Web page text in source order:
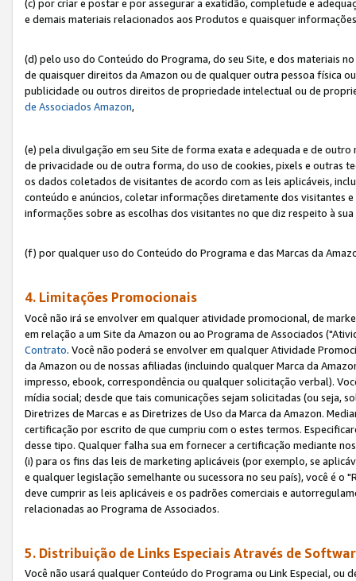
(c) por criar e postar e por assegurar a exatidão, completude e
e demais materiais relacionados aos Produtos e quaisquer
(d) pelo uso do Conteúdo do Programa, do seu Site, e dos materiais
de quaisquer direitos da Amazon ou de qualquer outra pessoa física
publicidade ou outros direitos de propriedade intelectual ou de
de Associados Amazon,
(e) pela divulgação em seu Site de forma exata e adequada e de
de privacidade ou de outra forma, do uso de cookies, pixels e outras
os dados coletados de visitantes de acordo com as leis aplicáveis,
conteúdo e anúncios, coletar informações diretamente dos visitantes
informações sobre as escolhas dos visitantes no que diz respeito à
(f) por qualquer uso do Conteúdo do Programa e das Marcas da
4. Limitações Promocionais
Você não irá se envolver em qualquer atividade promocional, de
em relação a um Site da Amazon ou ao Programa de Associados
Contrato. Você não poderá se envolver em qualquer Atividade
da Amazon ou de nossas afiliadas (incluindo qualquer Marca da
impresso, ebook, correspondência ou qualquer solicitação verbal).
mídia social; desde que tais comunicações sejam solicitadas (ou seja,
Diretrizes de Marcas e as Diretrizes de Uso da Marca da Amazon.
certificação por escrito de que cumpriu com o estes termos.
desse tipo. Qualquer falha sua em fornecer a certificação mediante
(i) para os fins das leis de marketing aplicáveis (por exemplo, se
e qualquer legislação semelhante ou sucessora no seu país), você é o
deve cumprir as leis aplicáveis e os padrões comerciais e
relacionadas ao Programa de Associados.
5. Distribuição de Links Especiais Através de
Você não usará qualquer Conteúdo do Programa ou Link Especial,